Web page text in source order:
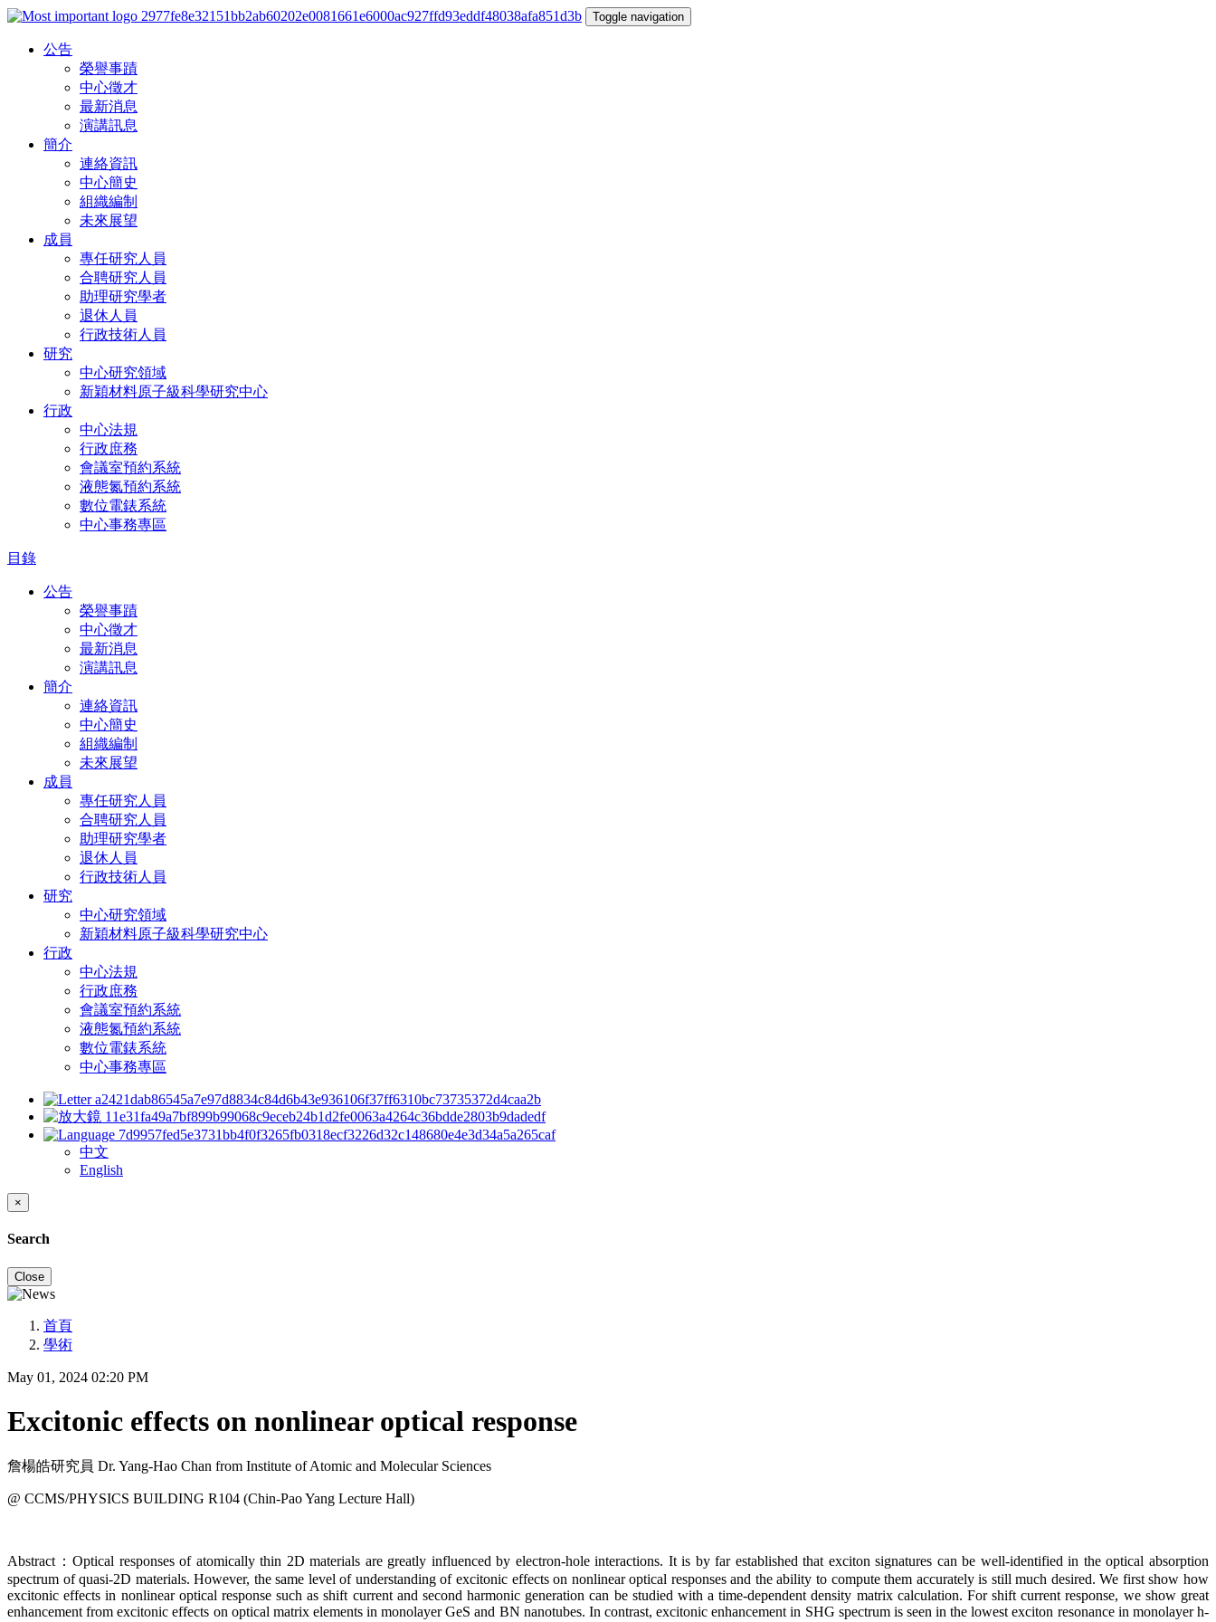
Toggle navigation
公告
榮譽事蹟
中心徵才
最新消息
演講訊息
簡介
連絡資訊
中心簡史
組織編制
未來展望
成員
專任研究人員
合聘研究人員
助理研究學者
退休人員
行政技術人員
研究
中心研究領域
新穎材料原子級科學研究中心
行政
中心法規
行政庶務
會議室預約系統
液態氮預約系統
數位電錶系統
中心事務專區
目錄
公告
榮譽事蹟
中心徵才
最新消息
演講訊息
簡介
連絡資訊
中心簡史
組織編制
未來展望
成員
專任研究人員
合聘研究人員
助理研究學者
退休人員
行政技術人員
研究
中心研究領域
新穎材料原子級科學研究中心
行政
中心法規
行政庶務
會議室預約系統
液態氮預約系統
數位電錶系統
中心事務專區
中文
English
×
Search
Close
首頁
學術
May 01, 2024 02:20 PM
Excitonic effects on nonlinear optical response
詹楊皓研究員 Dr. Yang-Hao Chan from Institute of Atomic and Molecular Sciences
@ CCMS/PHYSICS BUILDING R104 (Chin-Pao Yang Lecture Hall)
Abstract：Optical responses of atomically thin 2D materials are greatly influenced by electron-hole interactions. It is by far established that exciton signatures can be well-identified in the optical absorption
spectrum of quasi-2D materials. However, the same level of understanding of excitonic effects on nonlinear optical responses and the ability to compute them accurately is still much desired. We first show how
excitonic effects in nonlinear optical response such as shift current and second harmonic generation can be studied with a time-dependent density matrix calculation. For shift current response, we show great
enhancement from excitonic effects on optical matrix elements in monolayer GeS and BN nanotubes. In contrast, excitonic enhancement in SHG spectrum is seen in the lowest exciton resonance in monolayer h-